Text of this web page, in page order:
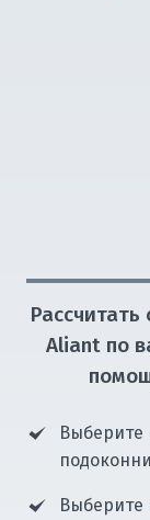
Aliant по
Выберите
Выберите